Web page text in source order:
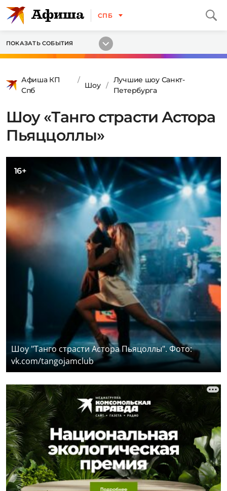
СПБ
ПОКАЗАТЬ СОБЫТИЯ
Афиша КП
Спб
Шоу
Лучшие шоу Санкт-
Петербурга
Шоу «Танго страсти Астора
Пьяццоллы»
16+
Шоу "Танго страсти Астора Пьяцоллы". Фото:
vk.com/tangojamclub